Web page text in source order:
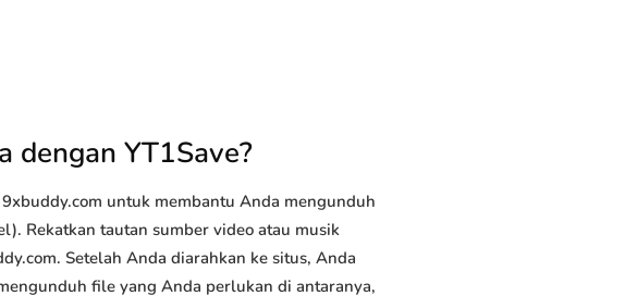
dengan YT1Save?
untuk membantu Anda mengunduh
Rekatkan tautan sumber video atau musik
Setelah Anda diarahkan ke situs, Anda
file yang Anda perlukan di antaranya,